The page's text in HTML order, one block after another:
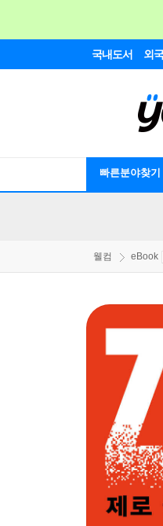
국내도서 외
빠른분야찾기
웰컴 eBook